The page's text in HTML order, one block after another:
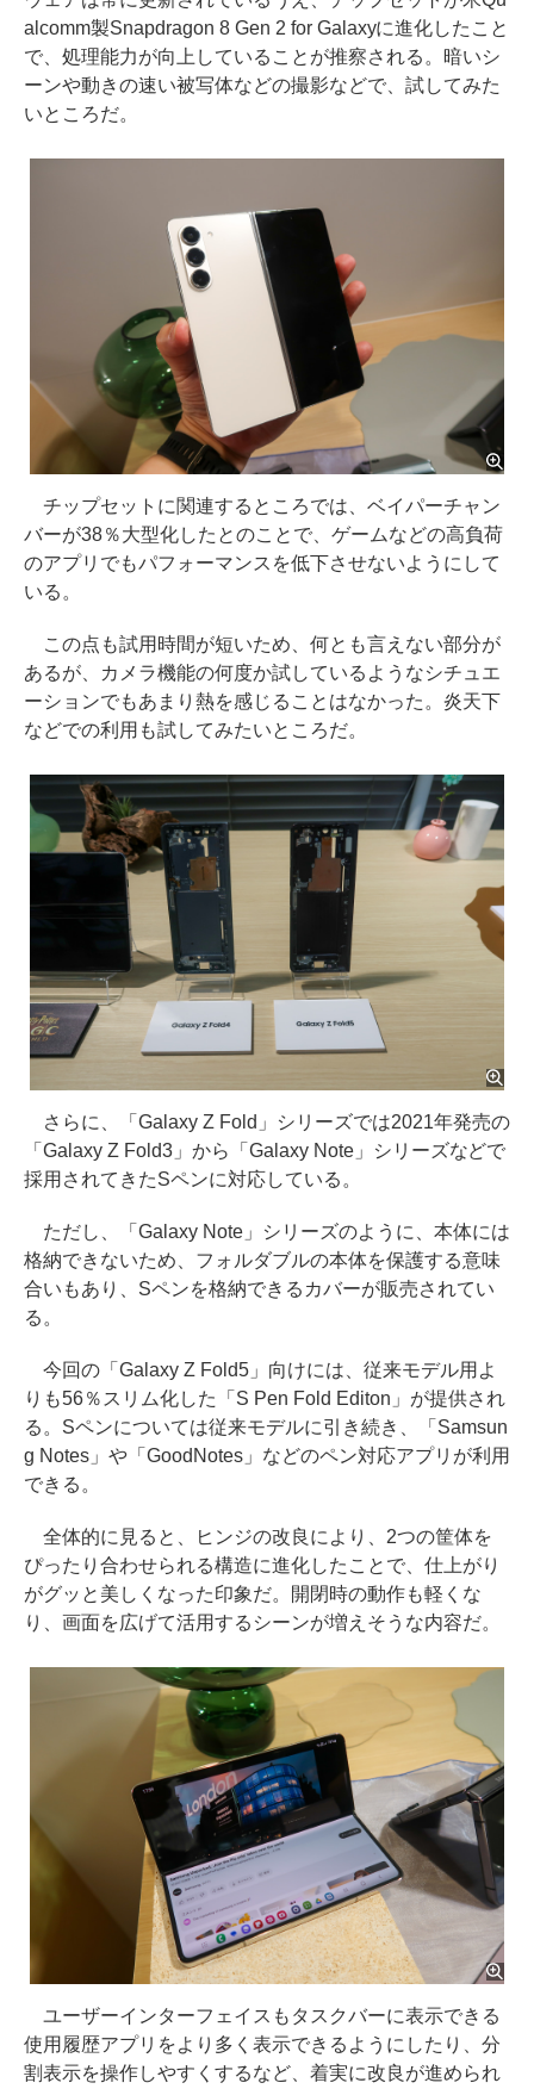
alcomm製Snapdragon 8 Gen 2 for Galaxyに進化したこと
で、処理能力が向上していることが推察される。暗いシ
ーンや動きの速い被写体などの撮影などで、試してみた
いところだ。
チップセットに関連するところでは、ベイパーチャン
バーが38％大型化したとのことで、ゲームなどの高負荷
のアプリでもパフォーマンスを低下させないようにして
いる。
この点も試用時間が短いため、何とも言えない部分が
あるが、カメラ機能の何度か試しているようなシチュエ
ーションでもあまり熱を感じることはなかった。炎天下
などでの利用も試してみたいところだ。
さらに、「Galaxy Z Fold」シリーズでは2021年発売の
「Galaxy Z Fold3」から「Galaxy Note」シリーズなどで
採用されてきたSペンに対応している。
ただし、「Galaxy Note」シリーズのように、本体には
格納できないため、フォルダブルの本体を保護する意味
合いもあり、Sペンを格納できるカバーが販売されてい
る。
今回の「Galaxy Z Fold5」向けには、従来モデル用よ
りも56％スリム化した「S Pen Fold Editon」が提供され
る。Sペンについては従来モデルに引き続き、「Samsun
g Notes」や「GoodNotes」などのペン対応アプリが利用
できる。
全体的に見ると、ヒンジの改良により、2つの筐体を
ぴったり合わせられる構造に進化したことで、仕上がり
がグッと美しくなった印象だ。開閉時の動作も軽くな
り、画面を広げて活用するシーンが増えそうな内容だ。
ユーザーインターフェイスもタスクバーに表示できる
使用履歴アプリをより多く表示できるようにしたり、分
割表示を操作しやすくするなど、着実に改良が進められ